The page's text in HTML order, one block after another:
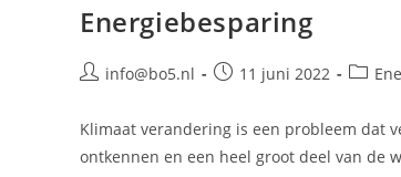
Energiebesparing
Berichtinfo@bo5.nl
Bericht11 juni 2022
Klimaat verandering is een probleem dat
ontkennen en een heel groot deel van de